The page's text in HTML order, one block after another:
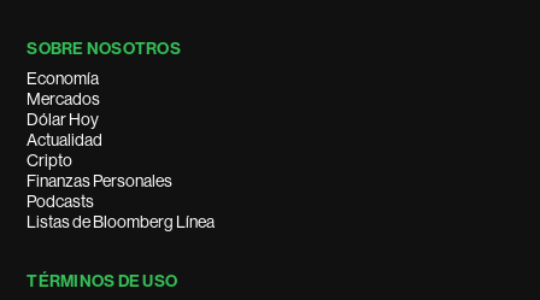
SOBRE NOSOTROS
Economía
Mercados
Dólar Hoy
Actualidad
Cripto
Finanzas Personales
Podcasts
Listas de Bloomberg Línea
TÉRMINOS DE USO